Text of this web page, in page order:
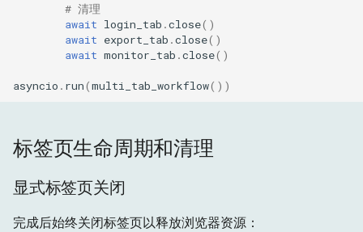
# 清理
await login_tab .close()
await export_tab .close()
await monitor_tab .close()
asyncio . run(multi_tab_workflow())
标签页生命周期和清理
显式标签页关闭
完成后始终关闭标签页以释放浏览器资源：